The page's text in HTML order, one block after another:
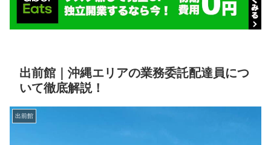
出前館｜沖縄エリアの業務委託配達員につ
いて徹底解説！
出前館